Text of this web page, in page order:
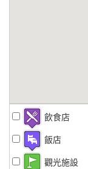
飲食店
飯店
觀光施設